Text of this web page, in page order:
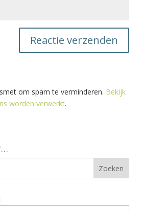
om spam te verminderen. Bekijk
worden verwerkt.